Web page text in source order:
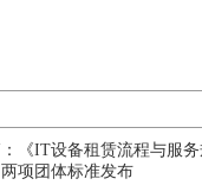
《IT设备租赁流程与服
项团体标准发布